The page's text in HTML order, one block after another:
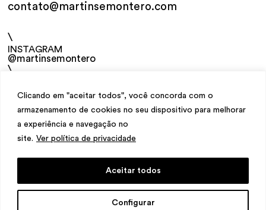
Clicando em "aceitar todos", você concorda com o
armazenamento de cookies no seu dispositivo para melhorar
a experiência e navegação no
site. Ver política de privacidade
Configurar
Aceitar todos
contato@martinsemontero.com
\
INSTAGRAM
@martinsemontero
\